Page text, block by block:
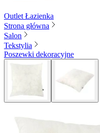
Outlet Łazienka
Strona główna
Salon
Tekstylia
Poszewki dekoracyjne